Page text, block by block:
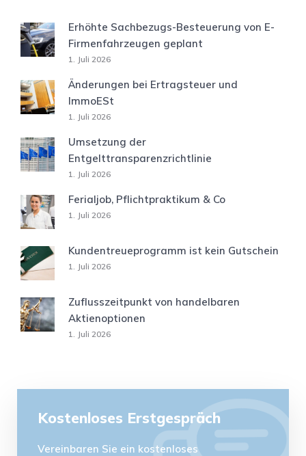
Erhöhte Sachbezugs-Besteuerung von E-
Firmenfahrzeugen geplant
1. Juli 2026
Änderungen bei Ertragsteuer und
ImmoESt
1. Juli 2026
Umsetzung der
Entgelttransparenzrichtlinie
1. Juli 2026
Ferialjob, Pflichtpraktikum & Co
1. Juli 2026
Kundentreueprogramm ist kein Gutschein
1. Juli 2026
Zuflusszeitpunkt von handelbaren
Aktienoptionen
1. Juli 2026
Kostenloses Erstgespräch
Vereinbaren Sie ein kostenloses